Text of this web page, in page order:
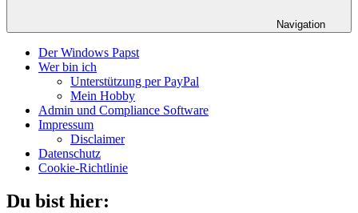
Navigation
Der Windows Papst
Wer bin ich
Unterstützung per PayPal
Mein Hobby
Admin und Compliance Software
Impressum
Disclaimer
Datenschutz
Cookie-Richtlinie
Du bist hier: